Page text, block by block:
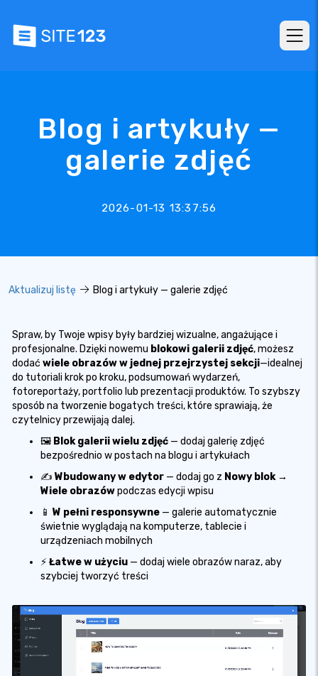
Blog i artykuły —
galerie zdjęć
2026-01-13 13:37:56
Aktualizuj listę Blog i artykuły — galerie zdjęć
Spraw, by Twoje wpisy były bardziej wizualne, angażujące i
profesjonalne. Dzięki nowemu blokowi galerii zdjęć, możesz
dodać wiele obrazów w jednej przejrzystej sekcji—idealnej
do tutoriali krok po kroku, podsumowań wydarzeń,
fotoreportaży, portfolio lub prezentacji produktów. To szybszy
sposób na tworzenie bogatych treści, które sprawiają, że
czytelnicy przewijają dalej.
🖼️ Blok galerii wielu zdjęć — dodaj galerię zdjęć
bezpośrednio w postach na blogu i artykułach
✍️ Wbudowany w edytor — dodaj go z Nowy blok →
Wiele obrazówpodczas edycji wpisu
📱 W pełni responsywne — galerie automatycznie
świetnie wyglądają na komputerze, tablecie i
urządzeniach mobilnych
⚡Łatwe w użyciu — dodaj wiele obrazów naraz, aby
szybciej tworzyć treści